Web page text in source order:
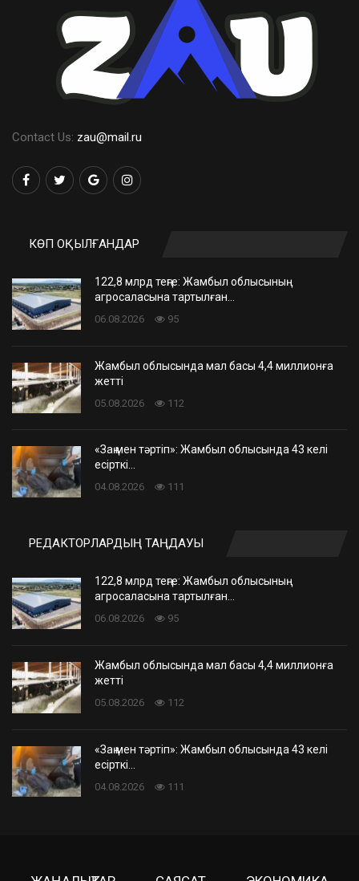
Contact Us: zau@mail.ru
КӨП ОҚЫЛҒАНДАР
122,8 млрд теңге: Жамбыл облысының
агросаласына тартылған…
06.08.2026 95
Жамбыл облысында мал басы 4,4 миллионға
жетті
05.08.2026 112
«Заң мен тәртіп»: Жамбыл облысында 43 келі
есірткі…
04.08.2026 111
РЕДАКТОРЛАРДЫҢ ТАҢДАУЫ
122,8 млрд теңге: Жамбыл облысының
агросаласына тартылған…
06.08.2026 95
Жамбыл облысында мал басы 4,4 миллионға
жетті
05.08.2026 112
«Заң мен тәртіп»: Жамбыл облысында 43 келі
есірткі…
04.08.2026 111